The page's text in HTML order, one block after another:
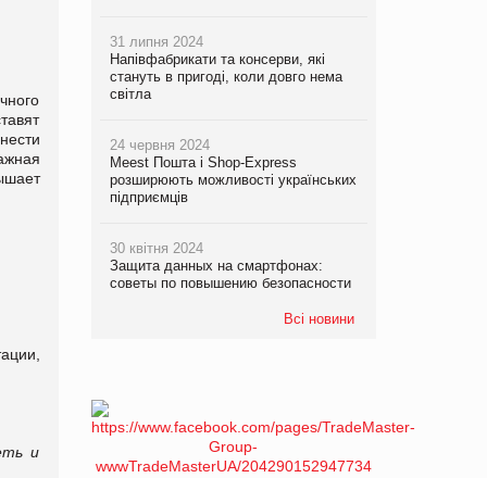
и
31 липня 2024
Напівфабрикати та консерви, які
стануть в пригоді, коли довго нема
світла
24 червня 2024
Meest Пошта і Shop-Express
розширюють можливості українських
підприємців
30 квітня 2024
Защита данных на смартфонах:
советы по повышению безопасности
Всі новини